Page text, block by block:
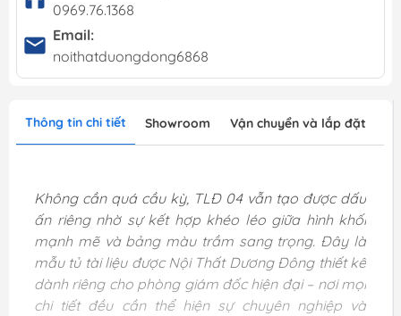
0969.76.1368
Email:
noithatduongdong6868
Thông tin chi tiết Showroom Vận chuyển và lắp đặt
Không cần quá cầu kỳ, TLĐ 04 vẫn tạo được dấu
ấn riêng nhờ sự kết hợp khéo léo giữa hình khối
mạnh mẽ và bảng màu trầm sang trọng. Đây là
mẫu tủ tài liệu được Nội Thất Dương Đông thiết kế
dành riêng cho phòng giám đốc hiện đại – nơi mọi
chi tiết đều cần thể hiện sự chuyên nghiệp và